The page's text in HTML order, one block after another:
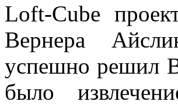
Loft-Cube
Вернера
успешно решил
было